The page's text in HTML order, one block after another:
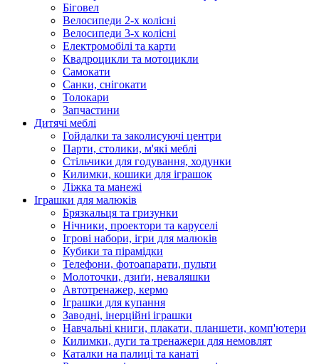
Біговел
Велосипеди 2-х колісні
Велосипеди 3-х колісні
Електромобілі та карти
Квадроцикли та мотоцикли
Самокати
Санки, снігокати
Толокари
Запчастини
Дитячі меблі
Гойдалки та заколисуючі центри
Парти, столики, м'які меблі
Стільчики для годування, ходунки
Килимки, кошики для іграшок
Ліжка та манежі
Іграшки для малюків
Брязкальця та гризунки
Нічники, проектори та каруселі
Ігрові набори, ігри для малюків
Кубики та пірамідки
Телефони, фотоапарати, пульти
Молоточки, дзиґи, неваляшки
Автотренажер, кермо
Іграшки для купання
Заводні, інерційні іграшки
Навчальні книги, плакати, планшети, комп'ютери
Килимки, дуги та тренажери для немовлят
Каталки на палиці та канаті